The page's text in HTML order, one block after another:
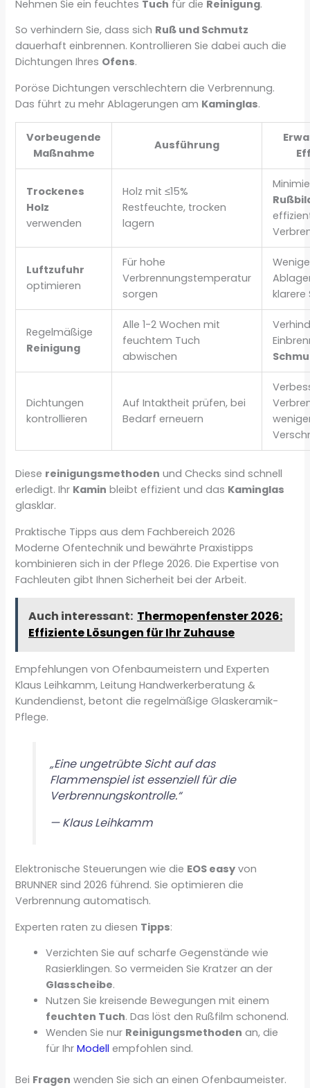
Nehmen Sie ein feuchtes Tuch für die Reinigung.
So verhindern Sie, dass sich Ruß und Schmutz
dauerhaft einbrennen. Kontrollieren Sie dabei auch die
Dichtungen Ihres Ofens.
Poröse Dichtungen verschlechtern die Verbrennung.
Das führt zu mehr Ablagerungen am Kaminglas.
Vorbeugende
Maßnahme
Ausführung
Trockenes
Holz
verwenden
Holz mit ≤15%
Restfeuchte, trocken
lagern
Luftzufuhr
optimieren
Für hohe
Verbrennungstemperatur
sorgen
klarere
Regelmäßige
Reinigung
Alle 1-2 Wochen mit
feuchtem Tuch
abwischen
Dichtungen
kontrollieren
Auf Intaktheit prüfen, bei
Bedarf erneuern
Diese reinigungsmethoden und Checks sind schnell
erledigt. Ihr Kamin bleibt effizient und das Kaminglas
glasklar.
Praktische Tipps aus dem Fachbereich 2026
Moderne Ofentechnik und bewährte Praxistipps
kombinieren sich in der Pflege 2026. Die Expertise von
Fachleuten gibt Ihnen Sicherheit bei der Arbeit.
Auch interessant: Thermopenfenster 2026:
Effiziente Lösungen für Ihr Zuhause
Empfehlungen von Ofenbaumeistern und Experten
Klaus Leihkamm, Leitung Handwerkerberatung &
Kundendienst, betont die regelmäßige Glaskeramik-
Pflege.
„Eine ungetrübte Sicht auf das
Flammenspiel ist essenziell für die
Verbrennungskontrolle.“
— Klaus Leihkamm
Elektronische Steuerungen wie die EOS easy von
BRUNNER sind 2026 führend. Sie optimieren die
Verbrennung automatisch.
Experten raten zu diesen Tipps:
Verzichten Sie auf scharfe Gegenstände wie
Rasierklingen. So vermeiden Sie Kratzer an der
Glasscheibe.
Nutzen Sie kreisende Bewegungen mit einem
feuchten Tuch. Das löst den Rußfilm schonend.
Wenden Sie nur Reinigungsmethoden an, die
für IhrModell empfohlen sind.
Bei Fragen wenden Sie sich an einen Ofenbaumeister.